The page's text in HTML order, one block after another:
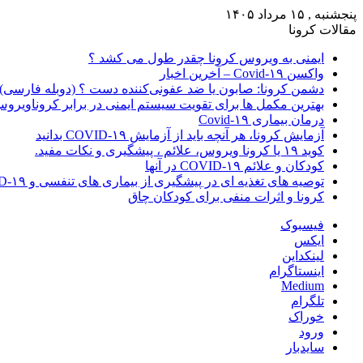
پنجشنبه , ۱۵ مرداد ۱۴۰۵
مقالات کرونا
ایمنی به ویروس کرونا چقدر طول می کشد ؟
واکسن Covid-۱۹ – آخرین اخبار
دشمن کرونا: صابون یا ضد عفونی‌کننده دست ؟ (دوبله فارسی)
بهترین مکمل ها برای تقویت سیستم ایمنی در برابر
درمان بیماری Covid-۱۹
آزمایش کرونا، هر آنچه باید از آزمایش COVID-۱۹ بدانید
کوید ۱۹ یا کرونا ویروس، علائم ، پیشگیری و نکات مفید.
کودکان و علائم COVID-۱۹ در آنها
توصیه های تغذیه ای در پیشگیری از بیماری های تنفسی و COVID-۱۹
کرونا و اثرات منفی برای کودکان چاق
فیسبوک
ایکس
لینکداین
اینستاگرام
Medium
تلگرام
خوراک
ورود
سایدبار